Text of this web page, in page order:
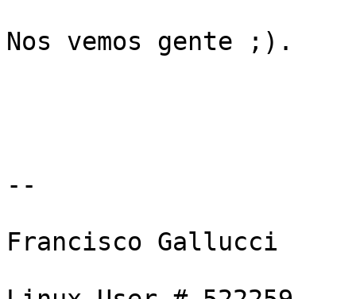
Nos vemos gente ;).
--
Francisco Gallucci